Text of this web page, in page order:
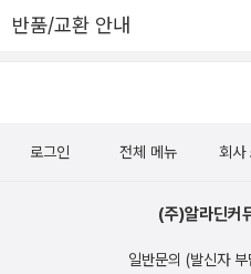
캠핑장 내에는 휴게실과 조리실 등
진 아이슬란드 여행 정보가 이
온 느낌을 받는 곳입니다. 몸과 마
적인 여행지가 되었습니다. 그 외
싱벨리어 국립공원, 마그마에 의
리 많은지요. 다니기에는 꽤 힘
여행자들은 꼭 가보는 곳 서부 피
이었는데...이번 책을 보며 정말
래서 이책에는 '현지 여행 물가', '
유용한 여행서적입니다.아이슬란
다.그리고 마지막으로 짧지만, '그
에 관련된 유용한 정보를 얻었습니
반품/교환 안내
로그인 전체 메뉴 회사
(주)알라딘커
일반문의 (발신자 부